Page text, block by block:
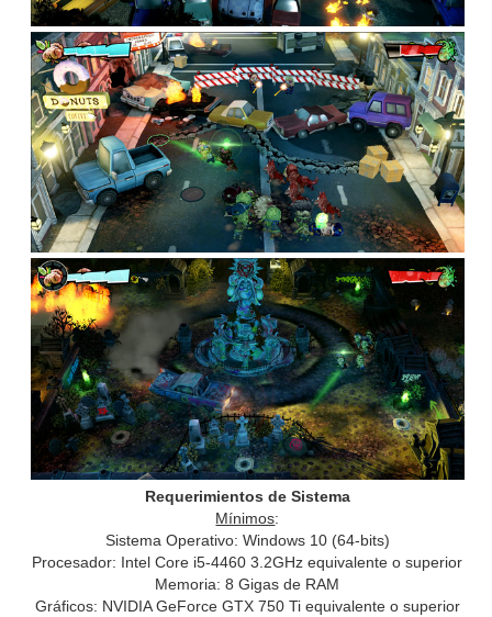
Requerimientos de Sistema
Mínimos:
Sistema Operativo: Windows 10 (64-bits)
Procesador: Intel Core i5-4460 3.2GHz equivalente o superior
Memoria: 8 Gigas de RAM
Gráficos: NVIDIA GeForce GTX 750 Ti equivalente o superior